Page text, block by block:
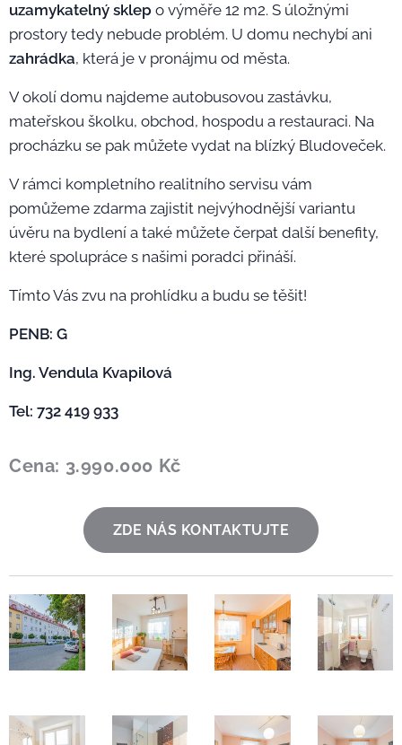
uzamykatelný sklep o výměře 12 m2. S úložnými
prostory tedy nebude problém. U domu nechybí ani
zahrádka, která je v pronájmu od města.
V okolí domu najdeme autobusovou zastávku,
mateřskou školku, obchod, hospodu a restauraci. Na
procházku se pak můžete vydat na blízký Bludoveček.
V rámci kompletního realitního servisu vám
pomůžeme zdarma zajistit nejvýhodnější variantu
úvěru na bydlení a také můžete čerpat další benefity,
které spolupráce s našimi poradci přináší.
Tímto Vás zvu na prohlídku a budu se těšit!
PENB: G
Ing. Vendula Kvapilová 🙋‍♀️
Tel: 732 419 933
Cena: 3.990.000 Kč
ZDE NÁS KONTAKTUJTE